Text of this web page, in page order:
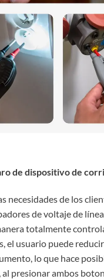
de dispositivo de
necesidades de los
de voltaje de
totalmente
el usuario puede
lo que hace
presionar ambos